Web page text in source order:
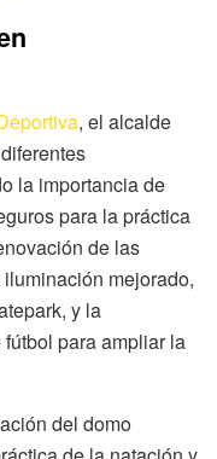
, el alcalde
la importancia de
para la práctica
de las
mejorado,
y la
para ampliar la
del domo